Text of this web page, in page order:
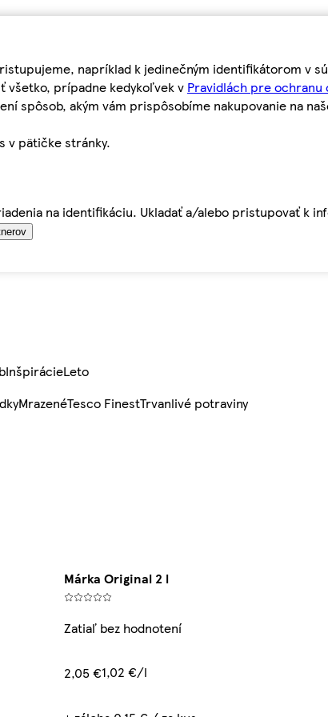
napríklad k jedinečným identifikátorom v
všetko, prípadne kedykoľvek v Pravidlách pre ochranu
spôsob, akým vám prispôsobíme nakupovanie na
v pätičke stránky.
na identifikáciu. Ukladať a/alebo pristupovať k
InšpirácieLeto
MrazenéTesco FinestTrvanlivé potraviny
Márka Original 2 l
Zatiaľ bez hodnotení
2,05 €1,02 €/l